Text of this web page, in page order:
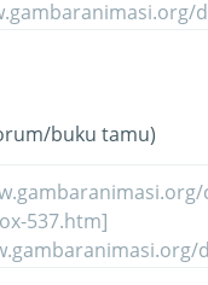
buku tamu)